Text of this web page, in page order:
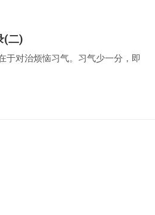
(二)
于对治烦恼习气。习气少一分，即